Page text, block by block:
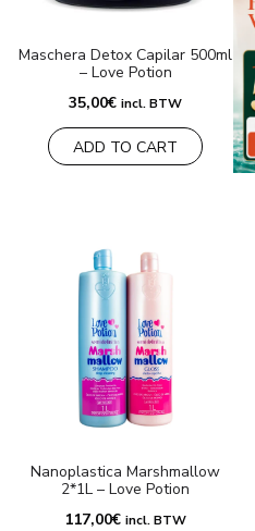
Maschera Detox Capilar 500ml
– Love Potion
35,00€ incl. BTW
ADD TO CART
Nanoplastica Marshmallow
2*1L – Love Potion
117,00€ incl. BTW